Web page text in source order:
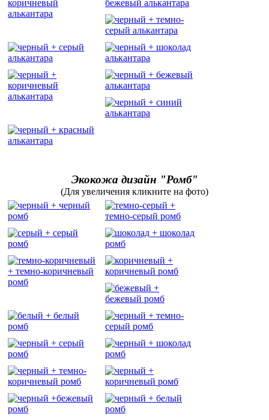
Экокожа дизайн "Ромб"
(Для увеличения кликните на фото)